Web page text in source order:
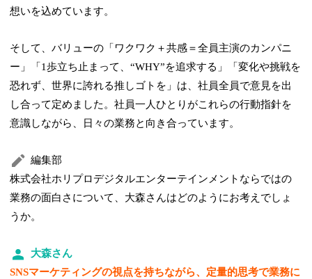
想いを込めています。
そして、バリューの「ワクワク＋共感＝全員主演のカンパニ
ー」「1歩立ち止まって、“WHY”を追求する」「変化や挑戦を
恐れず、世界に誇れる推しゴトを」は、社員全員で意見を出
し合って定めました。社員一人ひとりがこれらの行動指針を
意識しながら、日々の業務と向き合っています。
編集部
株式会社ホリプロデジタルエンターテインメントならではの
業務の面白さについて、大森さんはどのようにお考えでしょ
うか。
大森さん
SNSマーケティングの視点を持ちながら、定量的思考で業務に